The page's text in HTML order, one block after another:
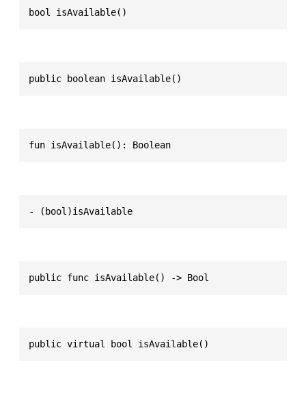
bool isAvailable()
public boolean isAvailable()
fun isAvailable(): Boolean
- (bool)isAvailable
public func isAvailable() -> Bool
public virtual bool isAvailable()